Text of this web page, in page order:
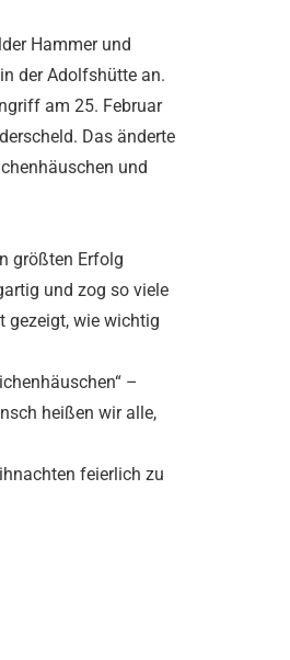
Hammer und
der Adolfshütte an.
am 25. Februar
Das änderte
und
größten Erfolg
und zog so viele
gezeigt, wie wichtig
–
heißen wir alle,
feierlich zu